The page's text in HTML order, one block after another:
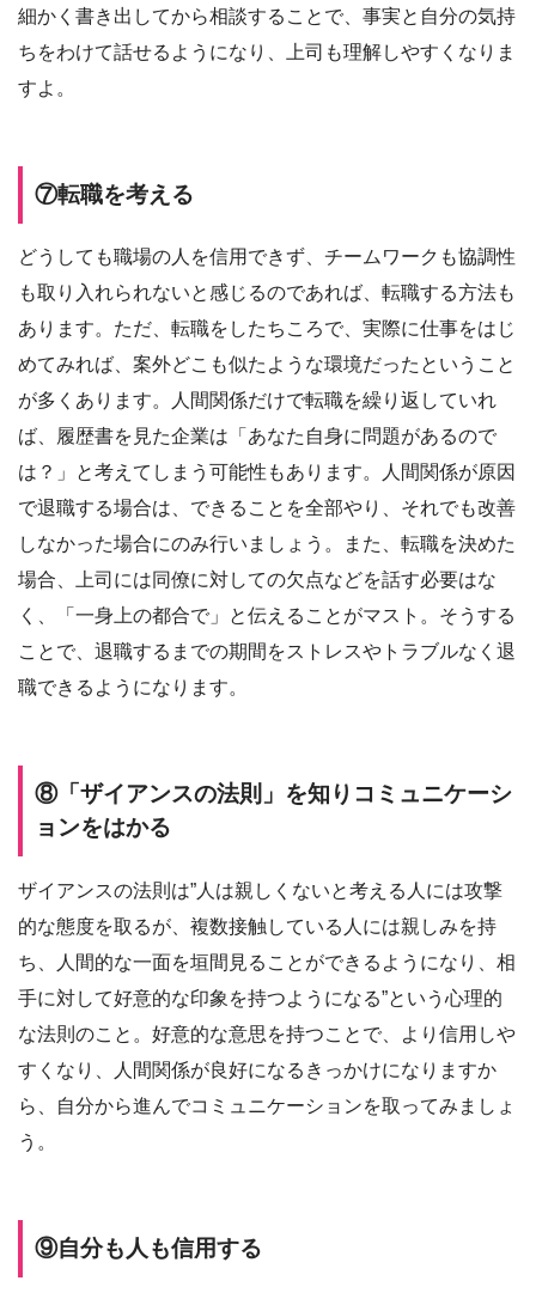
細かく書き出してから相談することで、事実と自分の気持
ちをわけて話せるようになり、上司も理解しやすくなりま
すよ。
⑦転職を考える
どうしても職場の人を信用できず、チームワークも協調性
も取り入れられないと感じるのであれば、転職する方法も
あります。ただ、転職をしたちころで、実際に仕事をはじ
めてみれば、案外どこも似たような環境だったということ
が多くあります。人間関係だけで転職を繰り返していれ
ば、履歴書を見た企業は「あなた自身に問題があるので
は？」と考えてしまう可能性もあります。人間関係が原因
で退職する場合は、できることを全部やり、それでも改善
しなかった場合にのみ行いましょう。また、転職を決めた
場合、上司には同僚に対しての欠点などを話す必要はな
く、「一身上の都合で」と伝えることがマスト。そうする
ことで、退職するまでの期間をストレスやトラブルなく退
職できるようになります。
⑧「ザイアンスの法則」を知りコミュニケーシ
ョンをはかる
ザイアンスの法則は”人は親しくないと考える人には攻撃
的な態度を取るが、複数接触している人には親しみを持
ち、人間的な一面を垣間見ることができるようになり、相
手に対して好意的な印象を持つようになる”という心理的
な法則のこと。好意的な意思を持つことで、より信用しや
すくなり、人間関係が良好になるきっかけになりますか
ら、自分から進んでコミュニケーションを取ってみましょ
う。
⑨自分も人も信用する